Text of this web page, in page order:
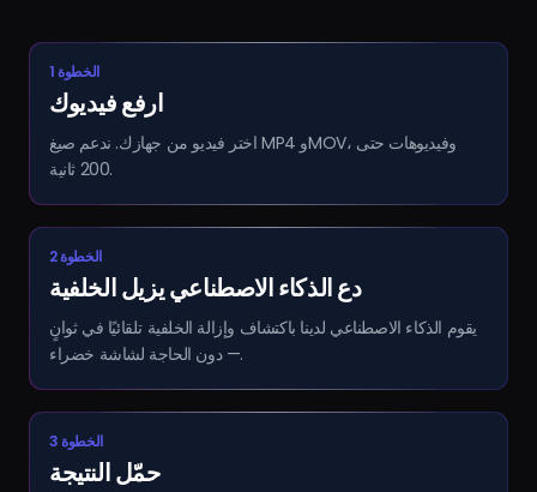
الخطوة 1
ارفع فيديوك
اختر فيديو من جهازك. ندعم صيغ MP4 وMOV، وفيديوهات حتى
200 ثانية.
الخطوة 2
دع الذكاء الاصطناعي يزيل الخلفية
يقوم الذكاء الاصطناعي لدينا باكتشاف وإزالة الخلفية تلقائيًا في ثوانٍ
— دون الحاجة لشاشة خضراء.
الخطوة 3
حمّل النتيجة